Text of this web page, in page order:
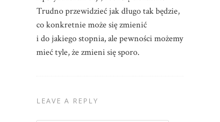
Trudno przewidzieć jak długo tak będzie,
co konkretnie może się zmienić
i do jakiego stopnia, ale pewności możemy
mieć tyle, że zmieni się sporo.
LEAVE A REPLY